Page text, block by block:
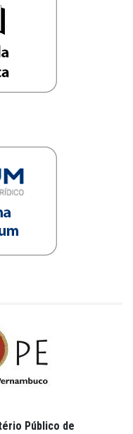
Público de